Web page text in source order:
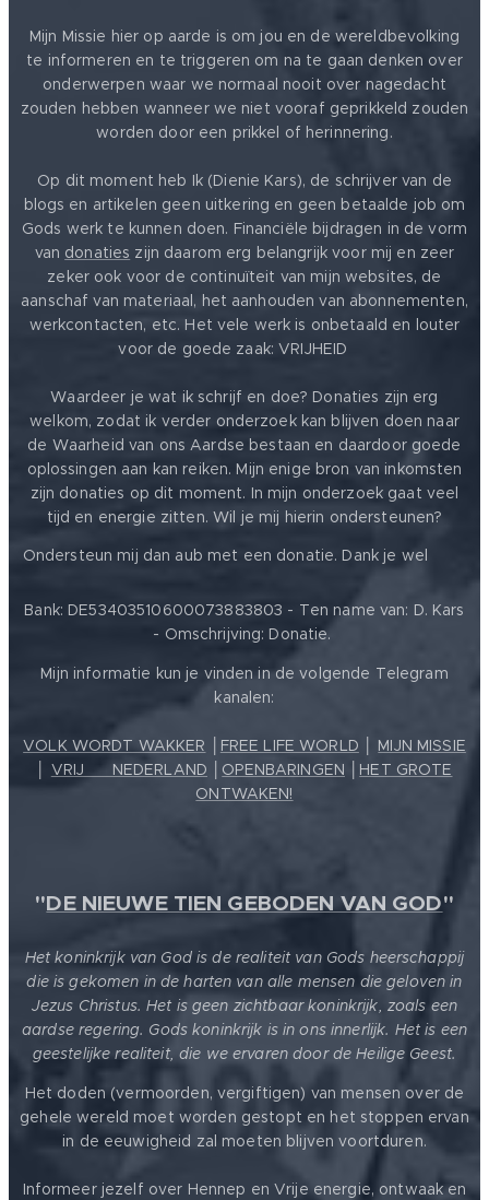
Mijn Missie hier op aarde is om jou en de wereldbevolking
te informeren en te triggeren om na te gaan denken over
onderwerpen waar we normaal nooit over nagedacht
zouden hebben wanneer we niet vooraf geprikkeld zouden
worden door een prikkel of herinnering.
Op dit moment heb Ik (Dienie Kars), de schrijver van de
blogs en artikelen geen uitkering en geen betaalde job om
Gods werk te kunnen doen. Financiële bijdragen in de vorm
van donaties zijn daarom erg belangrijk voor mij en zeer
zeker ook voor de continuïteit van mijn websites, de
aanschaf van materiaal, het aanhouden van abonnementen,
werkcontacten, etc. Het vele werk is onbetaald en louter
voor de goede zaak: VRIJHEID ❤️
Waardeer je wat ik schrijf en doe? Donaties zijn erg
welkom, zodat ik verder onderzoek kan blijven doen naar
de Waarheid van ons Aardse bestaan en daardoor goede
oplossingen aan kan reiken. Mijn enige bron van inkomsten
zijn donaties op dit moment. In mijn onderzoek gaat veel
tijd en energie zitten. Wil je mij hierin ondersteunen?
Ondersteun mij dan aub met een donatie. Dank je wel
Bank: DE53403510600073883803 - Ten name van: D. Kars
- Omschrijving: Donatie.
Mijn informatie kun je vinden in de volgende Telegram
kanalen:
VOLK WORDT WAKKER FREE LIFE WORLD
MIJN MISSIE
VRIJ ❤️ NEDERLAND OPENBARINGEN
HET GROTE
ONTWAKEN!
"DE NIEUWE TIEN GEBODEN VAN GOD"
Het koninkrijk van God is de realiteit van Gods heerschappij
die is gekomen in de harten van alle mensen die geloven in
Jezus Christus. Het is geen zichtbaar koninkrijk, zoals een
aardse regering. Gods koninkrijk is in ons innerlijk. Het is een
geestelijke realiteit, die we ervaren door de Heilige Geest.
Het doden (vermoorden, vergiftigen) van mensen over de
gehele wereld moet worden gestopt en het stoppen ervan
in de eeuwigheid zal moeten blijven voortduren.
Informeer jezelf over Hennep en Vrije energie, ontwaak en